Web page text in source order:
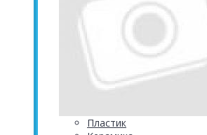
Пластик